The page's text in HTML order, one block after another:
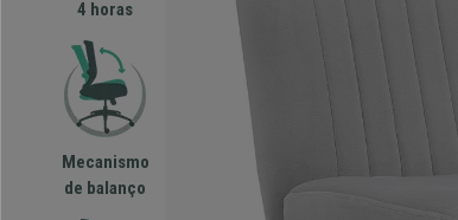
4 horas
Mecanismo
de balanço